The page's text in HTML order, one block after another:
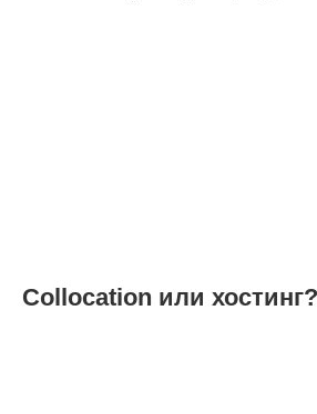
Collocation или хостинг?